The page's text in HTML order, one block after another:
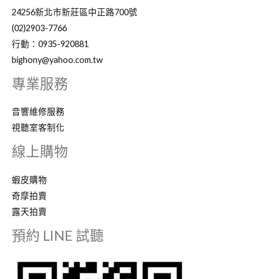
24256新北市新莊區中正路700號
(02)2903-7766
行動：0935-920881
bighony@yahoo.com.tw
專業服務
音響維修服務
視聽室客制化
線上購物
蝦皮購物
奇摩拍賣
露天拍賣
預約 LINE 試聽